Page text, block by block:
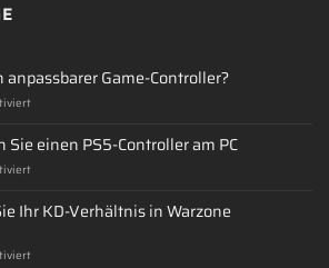
Game-Controller?
für
sich
ein
anpassbarer
Controller?
Sie einen PS5-Controller am PC
für
verwenden
Sie
PS5-
Ihr KD-Verhältnis in Warzone
für